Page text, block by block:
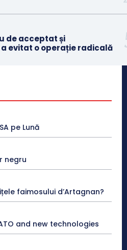
de acceptat și
evitat o operație radicală
pe Lună
negru
faimosului d’Artagnan?
and new technologies